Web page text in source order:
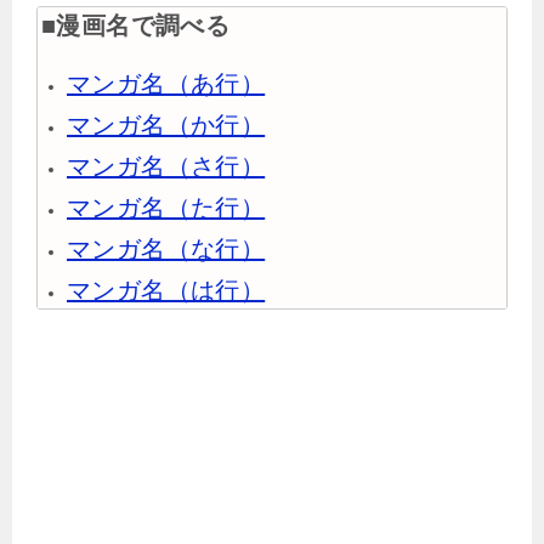
■漫画名で調べる
マンガ名（あ行）
マンガ名（か行）
マンガ名（さ行）
マンガ名（た行）
マンガ名（な行）
マンガ名（は行）